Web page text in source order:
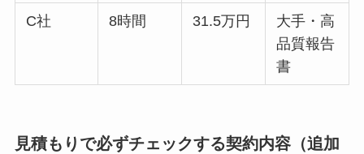
C社 8時間 31.5万円
大手・高
品質報告
書
見積もりで必ずチェックする契約内容（追加